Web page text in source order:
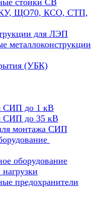
стойки СВ
ЩО70, КСО, СТП,
для ЛЭП
металлоконструкции
(УБК)
СИП до 1 кВ
СИП до 35 кВ
монтажа СИП
оборудование
предохранители